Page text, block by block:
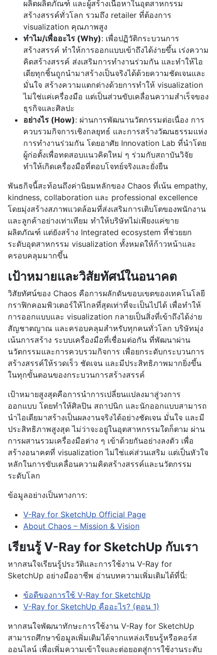
ผลิตผลิตภัณฑ์ และผู้สร้างเนื้อหาในอุตสาหกรรม
สร้างสรรค์ทั่วโลก รวมถึง retailer ที่ต้องการ
visualization คุณภาพสูง
ทำไม/เพื่ออะไร (Why): เพื่อปฏิวัติกระบวนการ
สร้างสรรค์ ทำให้การออกแบบเข้าถึงได้ง่ายขึ้น เร่งความ
คิดสร้างสรรค์ ส่งเสริมการทำงานร่วมกัน และทำให้ไอ
เดียทุกชิ้นถูกนำมาสร้างเป็นจริงได้ด้วยความชัดเจนและ
มั่นใจ สร้างความแตกต่างด้วยการทำให้ visualization
ไม่ใช่แค่เครื่องมือ แต่เป็นส่วนขับเคลื่อนความสำเร็จของ
ธุรกิจและศิลปะ
อย่างไร (How): ผ่านการพัฒนานวัตกรรมต่อเนื่อง การ
ควบรวมกิจการเชิงกลยุทธ์ และการสร้างวัฒนธรรมแห่ง
การทำงานร่วมกัน โดยอาศัย Innovation Lab ที่นำโดย
ผู้ก่อตั้งเพื่อทดสอบแนวคิดใหม่ ๆ ร่วมกับสถาบันวิจัย
ทำให้เกิดเครื่องมือที่ตอบโจทย์จริงและยั่งยืน
พันธกิจนี้สะท้อนถึงค่านิยมหลักของ Chaos ที่เน้น empathy,
kindness, collaboration และ professional excellence
โดยมุ่งสร้างสภาพแวดล้อมที่ส่งเสริมการเติบโตของพนักงาน
และลูกค้าอย่างเท่าเทียม ทำให้บริษัทไม่เพียงแค่ขาย
ผลิตภัณฑ์ แต่ยังสร้าง Integrated ecosystem ที่ช่วยยก
ระดับอุตสาหกรรม visualization ทั้งหมดให้ก้าวหน้าและ
ครอบคลุมมากขึ้น
เป้าหมายและวิสัยทัศน์ในอนาคต
วิสัยทัศน์ของ Chaos คือการผลักดันขอบเขตของเทคโนโลยี
กราฟิกคอมพิวเตอร์ให้ไกลที่สุดเท่าที่จะเป็นไปได้ เพื่อทำให้
การออกแบบและ visualization กลายเป็นสิ่งที่เข้าถึงได้ง่าย
สัญชาตญาณ และครอบคลุมสำหรับทุกคนทั่วโลก บริษัทมุ่ง
เน้นการสร้าง ระบบเครื่องมือที่เชื่อมต่อกัน ที่พัฒนาผ่าน
นวัตกรรมและการควบรวมกิจการ เพื่อยกระดับกระบวนการ
สร้างสรรค์ให้รวดเร็ว ชัดเจน และมีประสิทธิภาพมากยิ่งขึ้น
ในทุกขั้นตอนของกระบวนการสร้างสรรค์
เป้าหมายสูงสุดคือการนำการเปลี่ยนแปลงมาสู่วงการ
ออกแบบ โดยทำให้ศิลปิน สถาปนิก และนักออกแบบสามารถ
นำไอเดียมาสร้างเป็นผลงานจริงได้อย่างชัดเจน มั่นใจ และมี
ประสิทธิภาพสูงสุด ไม่ว่าจะอยู่ในอุตสาหกรรมใดก็ตาม ผ่าน
การผสานรวมเครื่องมือต่าง ๆ เข้าด้วยกันอย่างลงตัว เพื่อ
สร้างอนาคตที่ visualization ไม่ใช่แค่ส่วนเสริม แต่เป็นหัวใจ
หลักในการขับเคลื่อนความคิดสร้างสรรค์และนวัตกรรม
ระดับโลก
ข้อมูลอย่างเป็นทางการ:
V-Ray for SketchUp Official Page
About Chaos – Mission & Vision
เรียนรู้ V-Ray for SketchUp กับเรา
หากสนใจเรียนรู้ประวัติและการใช้งาน V-Ray for
SketchUp อย่างมืออาชีพ อ่านบทความเพิ่มเติมได้ที่นี่:
ข้อดีของการใช้ V-Ray for SketchUp
V-Ray for SketchUp คืออะไร? (ตอน 1)
หากสนใจพัฒนาทักษะการใช้งาน V-Ray for SketchUp
สามารถศึกษาข้อมูลเพิ่มเติมได้จากแหล่งเรียนรู้หรือคอร์ส
ออนไลน์ เพื่อเพิ่มความเข้าใจและต่อยอดสู่การใช้งานระดับ